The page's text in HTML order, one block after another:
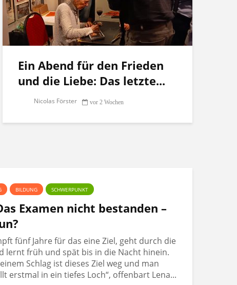
Ein Abend für den Frieden
und die Liebe: Das letzte...
Nicolas Förster vor 2 Wochen
BILDUNG SCHWERPUNKT
Examen nicht bestanden –
fünf Jahre für das eine Ziel, geht durch die
lernt früh und spät bis in die Nacht hinein.
Schlag ist dieses Ziel weg und man
erstmal in ein tiefes Loch“, offenbart Lena...